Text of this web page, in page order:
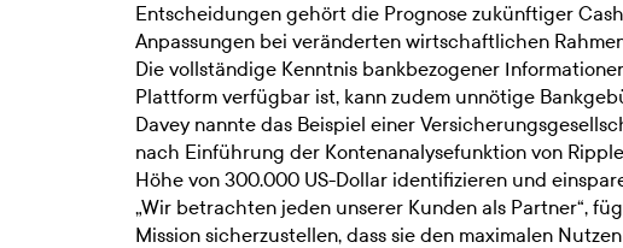
Entscheidungen gehört die Prognose zukünftiger
Anpassungen bei veränderten wirtschaftlichen
Die vollständige Kenntnis bankbezogener
Plattform verfügbar ist, kann zudem unnötige
Davey nannte das Beispiel einer
nach Einführung der Kontenanalysefunktion von
Höhe von 300.000 US-Dollar identifizieren und
„Wir betrachten jeden unserer Kunden als Partner“,
Mission sicherzustellen, dass sie den maximalen